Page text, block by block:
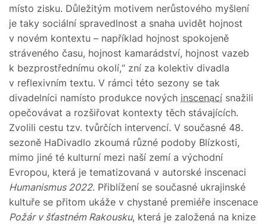
místo zisku. Důležitým motivem nerůstového myšlení
je taky sociální spravedlnost a snaha uvidět hojnost
v novém kontextu – například hojnost spokojeně
stráveného času, hojnost kamarádství, hojnost vazeb
k bezprostřednímu okolí,“ zní za kolektiv divadla
v reflexivním textu. V rámci této sezony se tak
divadelníci namísto produkce nových inscenací snažili
opečovávat a rozšiřovat kontexty těch stávajících.
Zvolili cestu tzv. tvůrčích intervencí. V současné 48.
sezoně HaDivadlo zkoumá různé podoby Blízkosti,
mimo jiné té kulturní mezi naší zemí a východní
Evropou, která je tematizovaná v autorské inscenaci
Humanismus 2022. Přiblížení se současné ukrajinské
kultuře se přitom ukáže v chystané premiéře inscenace
Požár v šťastném Rakousku, která je založená na knize